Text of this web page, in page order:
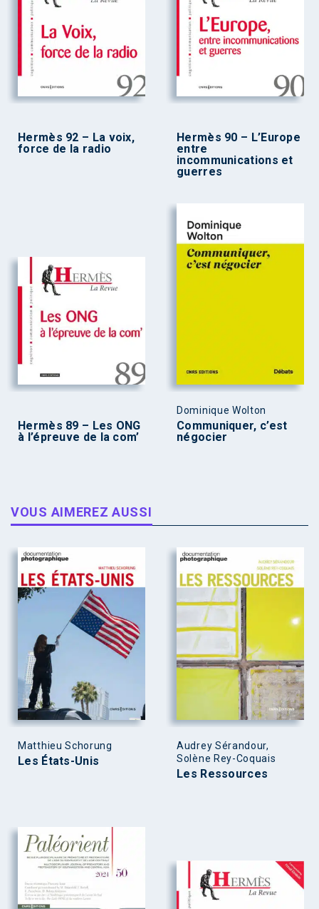
Hermès 92 – La voix,
force de la radio
Hermès 90 – L’Europe
entre
incommunications et
guerres
Hermès 89 – Les ONG
à l’épreuve de la com’
Dominique Wolton
Communiquer, c’est
négocier
VOUS AIMEREZ AUSSI
Matthieu Schorung
Les États-Unis
Audrey Sérandour,
Solène Rey-Coquais
Les Ressources